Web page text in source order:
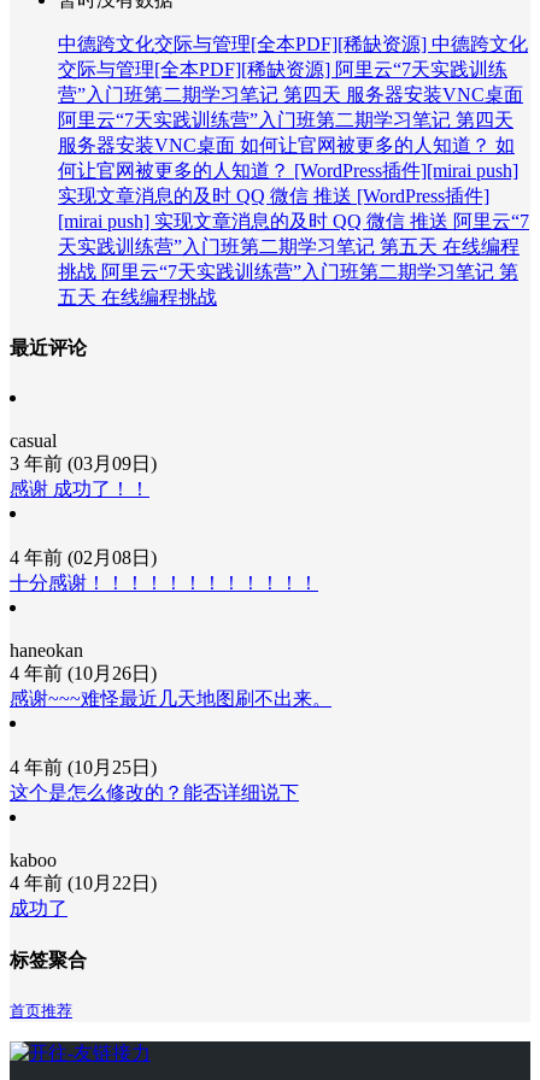
中德跨文化交际与管理[全本PDF][稀缺资源] 中德跨文化
交际与管理[全本PDF][稀缺资源] 阿里云“7天实践训练
营”入门班第二期学习笔记 第四天 服务器安装VNC桌面
阿里云“7天实践训练营”入门班第二期学习笔记 第四天
服务器安装VNC桌面 如何让官网被更多的人知道？ 如
何让官网被更多的人知道？ [WordPress插件][mirai push]
实现文章消息的及时 QQ 微信 推送 [WordPress插件]
[mirai push] 实现文章消息的及时 QQ 微信 推送 阿里云“7
天实践训练营”入门班第二期学习笔记 第五天 在线编程
挑战 阿里云“7天实践训练营”入门班第二期学习笔记 第
五天 在线编程挑战
最近评论
casual
3 年前 (03月09日)
感谢 成功了！！
4 年前 (02月08日)
十分感谢！！！！！！！！！！！！
haneokan
4 年前 (10月26日)
感谢~~~难怪最近几天地图刷不出来。
4 年前 (10月25日)
这个是怎么修改的？能否详细说下
kaboo
4 年前 (10月22日)
成功了
标签聚合
首页推荐